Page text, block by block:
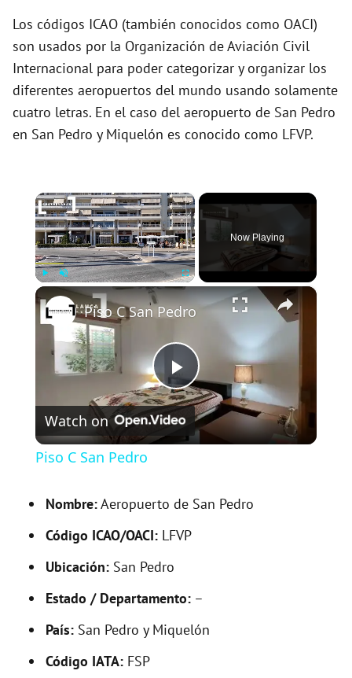
Los códigos ICAO (también conocidos como OACI)
son usados por la Organización de Aviación Civil
Internacional para poder categorizar y organizar los
diferentes aeropuertos del mundo usando solamente
cuatro letras. En el caso del aeropuerto de San Pedro
en San Pedro y Miquelón es conocido como LFVP.
×
Fullscreen
Now Playing
×
P
l
y
i
Piso C San Pedro
Watch on
Piso C San Pedro
Nombre:Aeropuerto de San Pedro
Código ICAO/OACI: LFVP
Ubicación: San Pedro
Estado / Departamento: –
País: San Pedro y Miquelón
Código IATA: FSP